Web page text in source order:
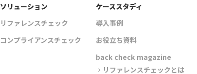
ソリューション
リファレンスチェック
コンプライアンスチェック
ケーススタディ
導入事例
お役立ち資料
back check magazine
chevron_right リファレンスチェックとは